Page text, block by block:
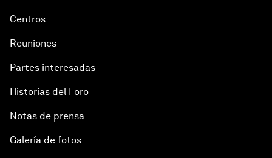
Centros
Reuniones
Partes interesadas
Historias del Foro
Notas de prensa
Galería de fotos